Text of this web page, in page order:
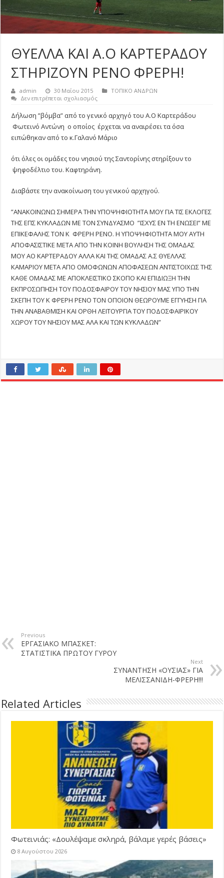
ΘΥΕΛΛΑ ΚΑΙ Α.Ο ΚΑΡΤΕΡΑΔΟΥ
ΣΤΗΡΙΖΟΥΝ ΡΕΝΟ ΦΡΕΡΗ!
admin 30 Μαΐου 2015
ΤΟΠΙΚΟ ΑΝΔΡΩΝ
Δεν επιτρέπεται σχολιασμόςστο
ΚΑΙ
Α.Ο
ΚΑΡΤΕΡΑΔΟΥ
ΣΤΗΡΙΖΟΥΝ
ΡΕΝΟ
Δήλωση ”βόμβα” από το γενικό αρχηγό του Α.Ο Καρτεράδου
Φωτεινό Αντώνη ο οποίος έρχεται να αναιρέσει τα όσα
ειπώθηκαν από το κ.Γαλανό Μάριο
ότι όλες οι ομάδες του νησιού της Σαντορίνης στηρίξουν το
ψηφοδέλτιο του. Καφτηράνη.
Διαβάστε την ανακοίνωση του γενικού αρχηγού.
”ANAKOINΩNΩ ΣHMEPA THN YΠOΨHΦIOTHTA MOY ΓIA TIΣ EKΛOΓEΣ
THΣ EΠΣ KYKΛAΔΩN ME TON ΣYNΔYAΣMO ”IΣXYΣ EN TH ENΩΣEI” ME
EΠIKEΦAΛHΣ TON K ΦPEPH PENO. H YΠOΨHΦIOTHTA MOY AYTH
AΠOΦAΣIΣTIKE META AΠO THN KOINH BOYΛHΣH THΣ OMAΔAΣ
MOY AO KAPTEPAΔOY AΛΛA KAI THΣ OMAΔAΣ A.Σ ΘYEΛΛAΣ
KAMAPIOY META AΠO OMOΦΩNΩN AΠOΦAΣEΩN ANTIΣTOIXΩΣ THΣ
KAΘE OMAΔAΣ ME AΠOKΛEIΣTIKO ΣKOΠO KAI EΠIΔIΩΞH THN
EKΠPOΣΩΠHΣH TOY ΠOΔOΣΦAIPOY TOY NHΣIOY MAΣ YΠO THN
ΣKEΠH TOY K ΦPEPH PENO TON OΠOION ΘEΩPOYME EΓΓYHΣH ΓIA
THN ANABAΘMIΣH KAI OPΘH ΛEITOYPΓIA TOY ΠOΔOΣΦAIPIKOY
XΩPOY TOY NHΣIOY MAΣ AΛA KAI TΩN KYKΛAΔΩN”
Previous
ΕΡΓΑΣΙΑΚΟ ΜΠΑΣΚΕΤ:
ΣΤΑΤΙΣΤΙΚΑ ΠΡΩΤΟΥ ΓΥΡΟΥ
Next
ΣΥΝΑΝΤΗΣΗ «ΟΥΣΙΑΣ» ΓΙΑ
ΜΕΛΙΣΣΑΝΙΔΗ-ΦΡΕΡΗ!!!
Related Articles
Φωτεινιάς: «Δουλέψαμε σκληρά, βάλαμε γερές βάσεις»
8 Αυγούστου 2026